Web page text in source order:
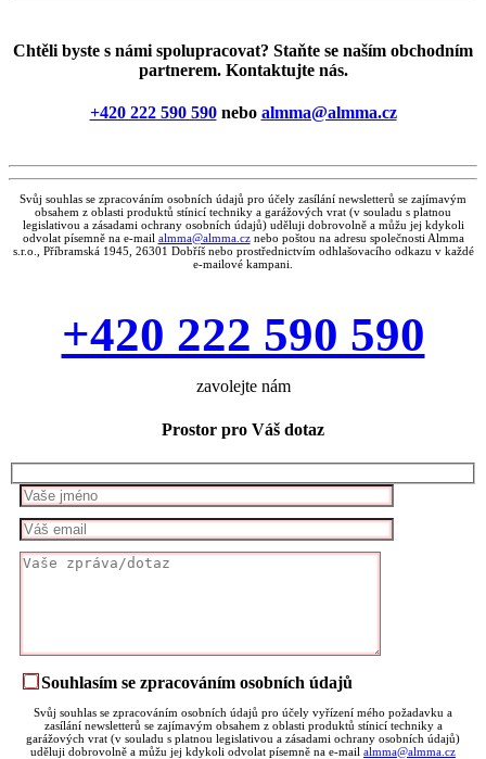
Chtěli byste s námi spolupracovat? Staňte se naším obchodním
partnerem. Kontaktujte nás.
+420 222 590 590nebo almma@almma.cz
Svůj souhlas se zpracováním osobních údajů pro účely zasílání newsletterů se zajímavým
obsahem z oblasti produktů stínicí techniky a garážových vrat (v souladu s platnou
legislativou a zásadami ochrany osobních údajů) uděluji dobrovolně a můžu jej kdykoli
odvolat písemně na e-mail almma@almma.cznebo poštou na adresu společnosti Almma
s.r.o., Příbramská 1945, 26301 Dobříš nebo prostřednictvím odhlašovacího odkazu v každé
e-mailové kampani.
+420 222 590 590
zavolejte nám
Prostor pro Váš dotaz
Souhlasím se zpracováním osobních údajů
Svůj souhlas se zpracováním osobních údajů pro účely vyřízení mého požadavku a
zasílání newsletterů se zajímavým obsahem z oblasti produktů stínicí techniky a
garážových vrat (v souladu s platnou legislativou a zásadami ochrany osobních údajů)
uděluji dobrovolně a můžu jej kdykoli odvolat písemně na e-mail almma@almma.cz